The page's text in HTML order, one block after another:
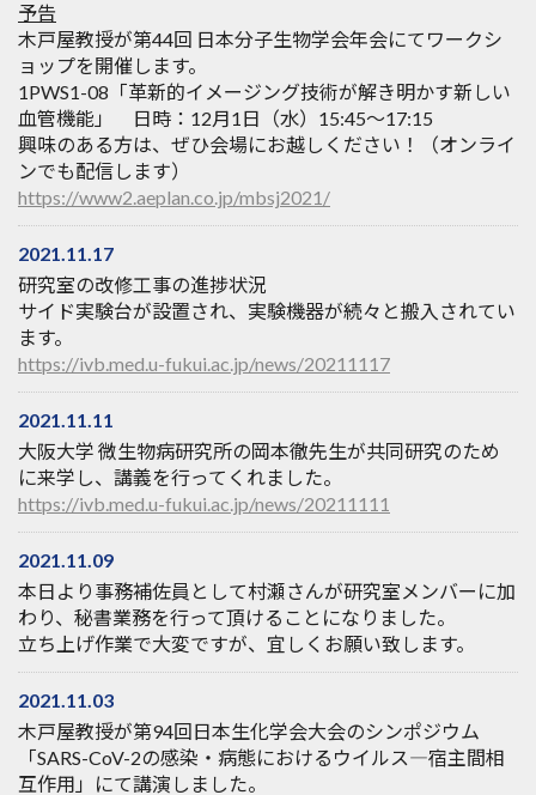
予告
木戸屋教授が第44回 日本分子生物学会年会にてワークシ
ョップを開催します。
1PWS1-08「革新的イメージング技術が解き明かす新しい
血管機能」 日時：12月1日（水）15:45〜17:15
興味のある方は、ぜひ会場にお越しください！（オンライ
ンでも配信します）
https://www2.aeplan.co.jp/mbsj2021/
2021.11.17
研究室の改修工事の進捗状況
サイド実験台が設置され、実験機器が続々と搬入されてい
ます。
https://ivb.med.u-fukui.ac.jp/news/20211117
2021.11.11
大阪大学 微生物病研究所の岡本徹先生が共同研究のため
に来学し、講義を行ってくれました。
https://ivb.med.u-fukui.ac.jp/news/20211111
2021.11.09
本日より事務補佐員として村瀬さんが研究室メンバーに加
わり、秘書業務を行って頂けることになりました。
立ち上げ作業で大変ですが、宜しくお願い致します。
2021.11.03
木戸屋教授が第94回日本生化学会大会のシンポジウム
「SARS-CoV-2の感染・病態におけるウイルス―宿主間相
互作用」にて講演しました。